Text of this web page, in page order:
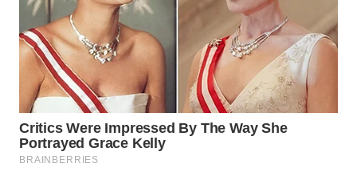
UTARA
WN
SAMOSIR
PADANG
LAWAS